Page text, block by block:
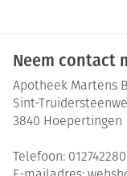
Neem contact
Apotheek Martens
Sint-
3840 Hoepertingen
Telefoon: 012742280